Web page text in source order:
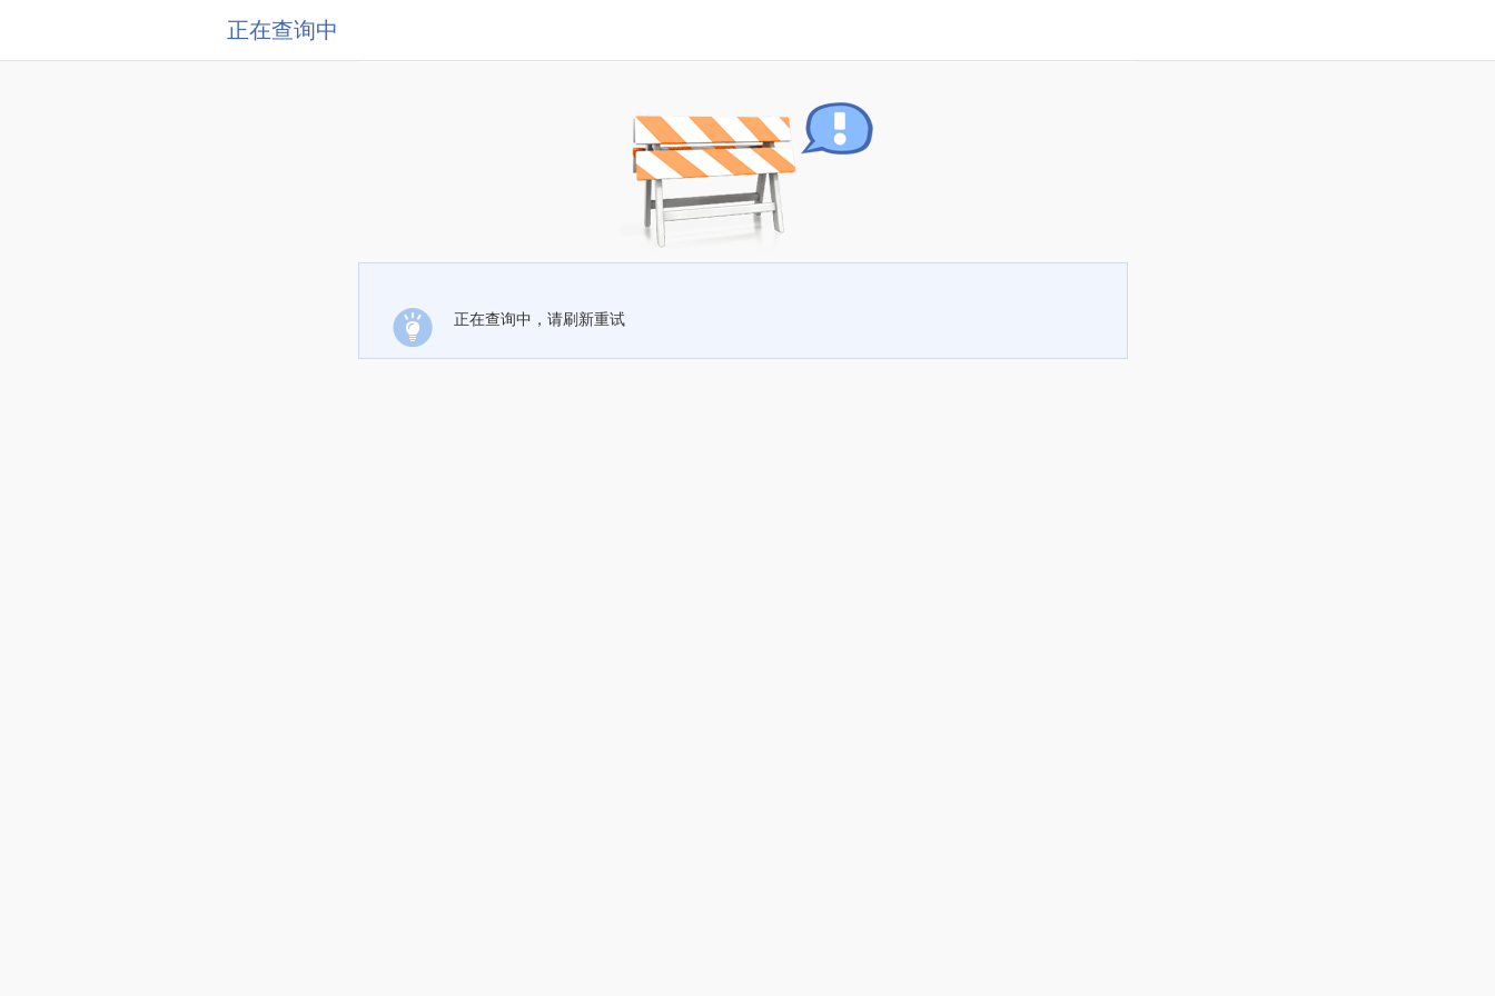
正在查询中
正在查询中，请刷新重试